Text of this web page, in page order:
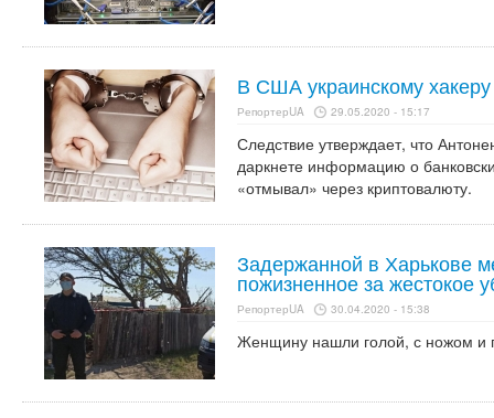
В США украинскому
РепортерUA 29.05.2020 - 15:17
Следствие утверждает, что
даркнете информацию о
«отмывал» через криптовалюту.
Задержанной в Харькове
пожизненное за жестокое
РепортерUA 30.04.2020 - 15:38
Женщину нашли голой, с ножом и